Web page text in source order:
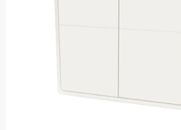
Možnosti dopravy